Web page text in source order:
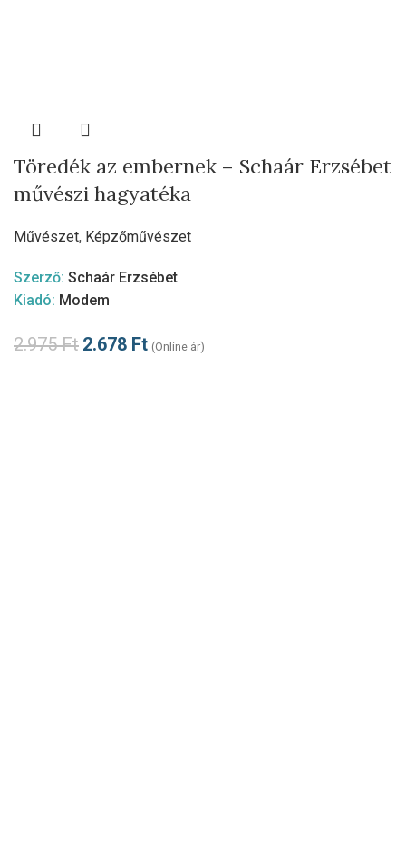
Töredék az embernek – Schaár Erzsébet
művészi hagyatéka
Művészet, Képzőművészet
Szerző: Schaár Erzsébet
Kiadó: Modem
2.975Ft 2.678 Ft (Online ár)